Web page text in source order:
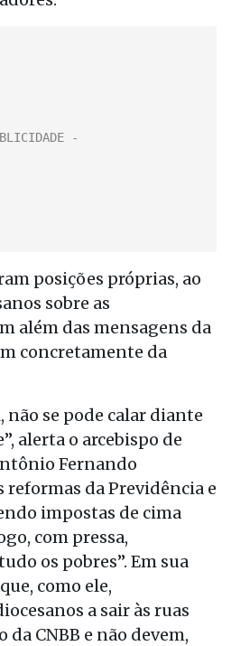
posições próprias, ao
sobre as
além das mensagens da
concretamente da
se pode calar diante
alerta o arcebispo de
Fernando
reformas da Previdência e
impostas de cima
com pressa,
os pobres”. Em sua
como ele,
a sair às ruas
CNBB e não devem,